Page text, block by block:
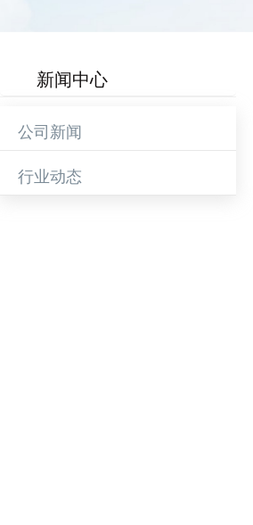
新闻中心
公司新闻
行业动态